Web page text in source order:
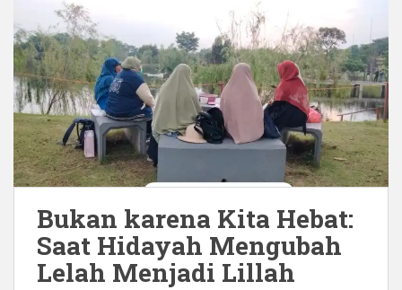
Bukan karena Kita Hebat:
Saat Hidayah Mengubah
Lelah Menjadi Lillah